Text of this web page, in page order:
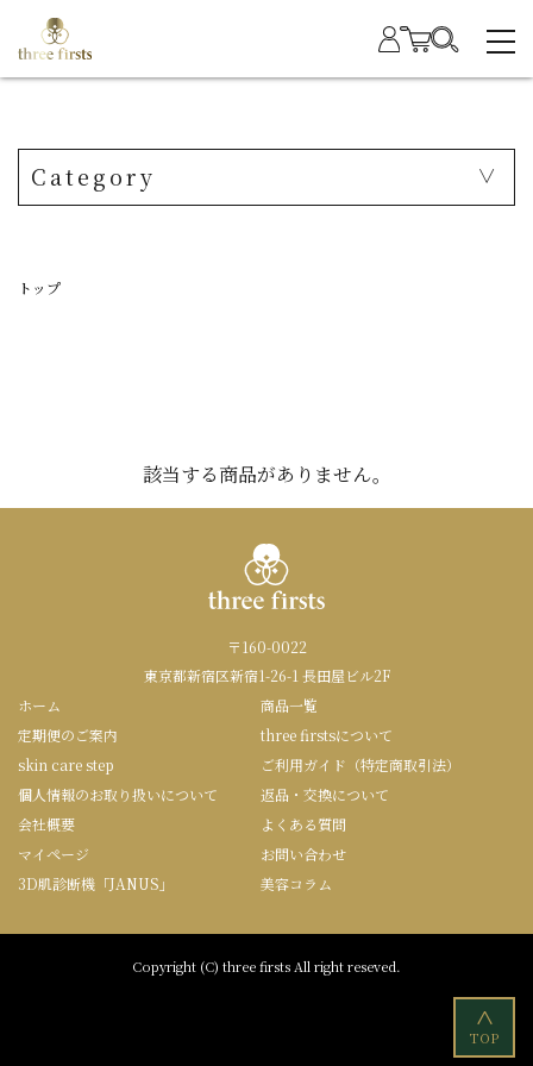
Category
トップ
該当する商品がありません。
〒160-0022
東京都新宿区新宿1-26-1 長田屋ビル2F
ホーム
商品一覧
定期便のご案内
three firstsについて
skin care step
ご利用ガイド（特定商取引法）
個人情報のお取り扱いについて
返品・交換について
会社概要
よくある質問
マイページ
お問い合わせ
3D肌診断機「JANUS」
美容コラム
Copyright (C) three firsts All right reseved.
<
TOP